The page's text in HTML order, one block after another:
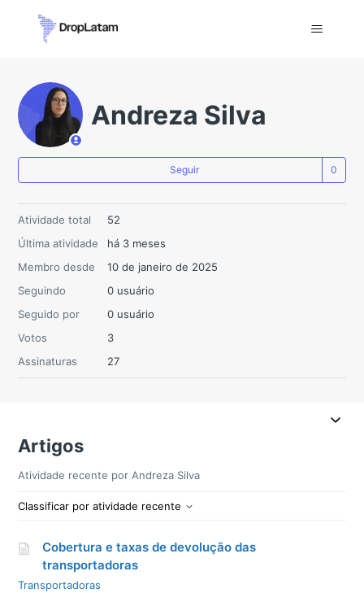
Andreza Silva
Seguir
Atividade total
52
Última atividade
há 3 meses
Membro desde
10 de janeiro de 2025
Seguindo
0 usuário
Seguido por
0 usuário
Votos
3
Assinaturas
27
Artigos
Atividade recente por Andreza Silva
Classificar por atividade recente
Cobertura e taxas de devolução das
transportadoras
Transportadoras